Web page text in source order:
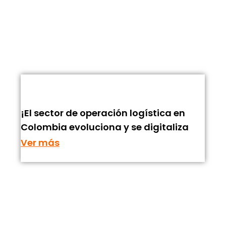
¡El sector de operación logística en
Colombia evoluciona y se digitaliza
Ver más